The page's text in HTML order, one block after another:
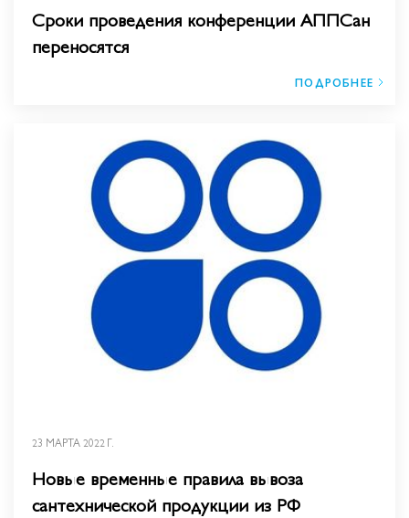
Сроки проведения конференции АППСан
переносятся
ПОДРОБНЕЕ
23 МАРТА 2022 Г.
Новые временные правила вывоза
сантехнической продукции из РФ